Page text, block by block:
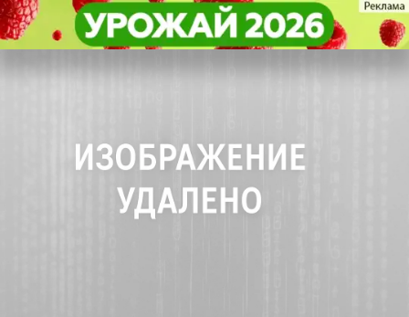
52 жителя Городища сдали более
24 литров крови
Общество 52 жителя Городища сдали более
24 литров крови
Общество
Другие новости по
теме
Погода и курсы
валют в Пензе